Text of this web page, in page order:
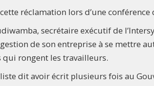
réclamation lors d’une conférence
secrétaire exécutif de
de son entreprise à se mettre
qui rongent les travailleurs.
dit avoir écrit plusieurs fois au